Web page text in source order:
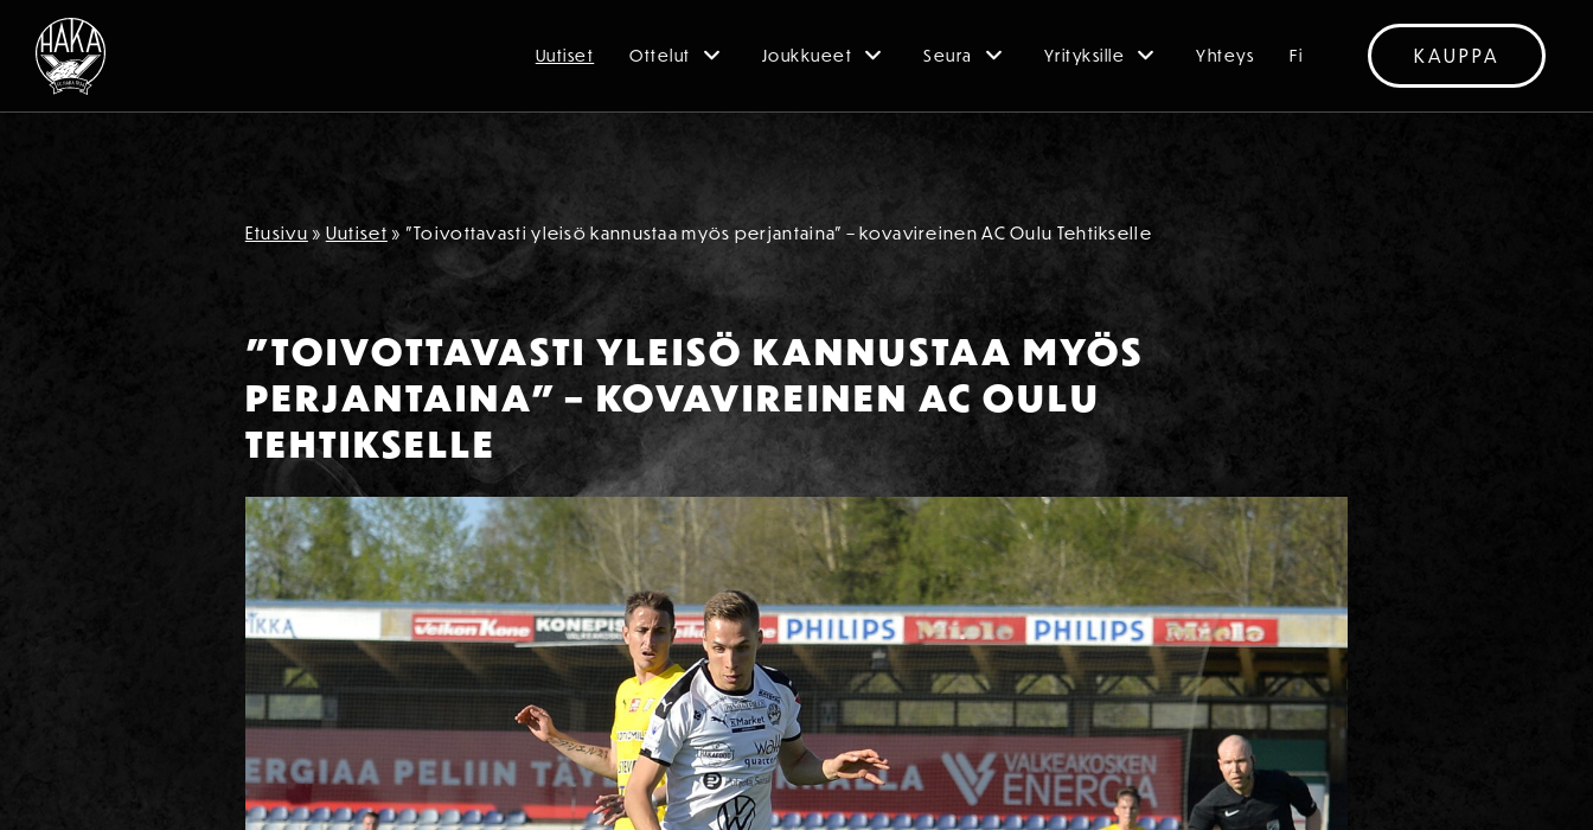
Siirry sisältöön
Uutiset Ottelut Joukkueet Seura Yrityksille Yhteys Fi KAUPPA
Etusivu » Uutiset » ”Toivottavasti yleisö kannustaa myös perjantaina” – kovavireinen AC Oulu Tehtikselle
”TOIVOTTAVASTI YLEISÖ KANNUSTAA MYÖS
PERJANTAINA” – KOVAVIREINEN AC OULU
TEHTIKSELLE